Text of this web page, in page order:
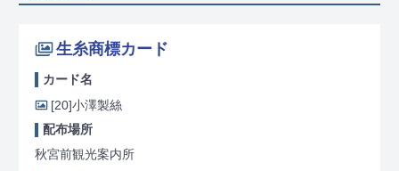
生糸商標カード
カード名
[20]小澤製絲
配布場所
秋宮前観光案内所